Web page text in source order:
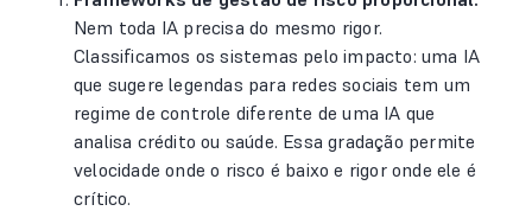
Nem toda IA precisa do mesmo rigor.
Classificamos os sistemas pelo impacto: uma IA
que sugere legendas para redes sociais tem um
regime de controle diferente de uma IA que
analisa crédito ou saúde. Essa gradação permite
velocidade onde o risco é baixo e rigor onde ele é
crítico.